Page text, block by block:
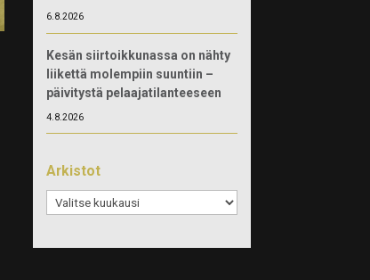
6.8.2026
Kesän siirtoikkunassa on nähty
liikettä molempiin suuntiin –
päivitystä pelaajatilanteeseen
4.8.2026
Arkistot
Arkistot